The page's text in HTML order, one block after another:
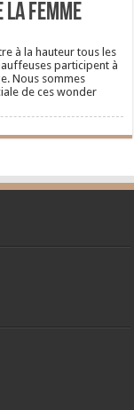
la femme
à la hauteur tous les
participent à
Nous sommes
de ces wonder